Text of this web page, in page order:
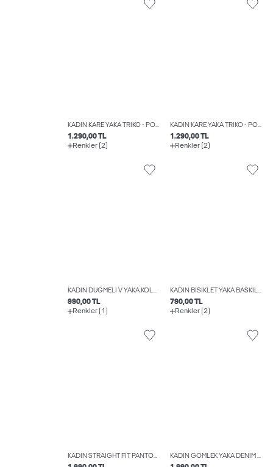
KADIN KARE YAKA TRIKO - POSIE
1.290,00 TL
Renkler (2)
KADIN KARE YAKA TRIKO - POSIE
1.290,00 TL
Renkler (2)
KADIN DÜĞMELI V YAKA KOLSUZ HIRKA - VALERIA
990,00 TL
Renkler (1)
KADIN BISIKLET YAKA BASKILI TIŞÖRT - LUCY
790,00 TL
Renkler (2)
KADIN STRAIGHT FIT PANTOLON - FIE KADIN GÖMLEK YAKA DENIM ELBISE - MARA